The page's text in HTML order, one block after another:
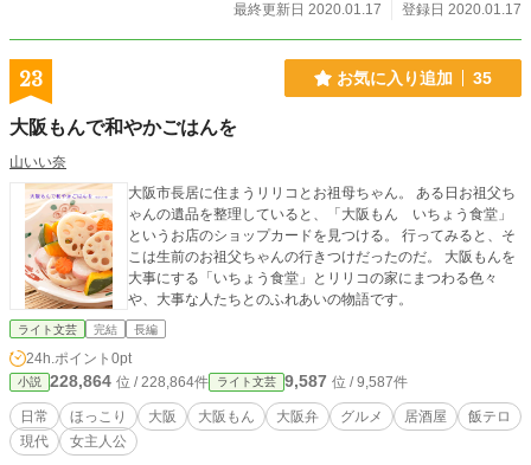
最終更新日 2020.01.17
登録日 2020.01.17
23 お気に入り追加 35
大阪もんで和やかごはんを
山いい奈
大阪市長居に住まうリリコとお祖母ちゃん。 ある日お祖父ち
ゃんの遺品を整理していると、「大阪もん いちょう食堂」
というお店のショップカードを見つける。 行ってみると、そ
こは生前のお祖父ちゃんの行きつけだったのだ。 大阪もんを
大事にする「いちょう食堂」とリリコの家にまつわる色々
や、大事な人たちとのふれあいの物語です。
ライト文芸 完結 長編
24h.ポイント 0pt
小説 228,864 位 / 228,864件 ライト文芸 9,587 位 / 9,587件
日常 ほっこり 大阪 大阪もん 大阪弁 グルメ 居酒屋
飯テロ
現代
女主人公